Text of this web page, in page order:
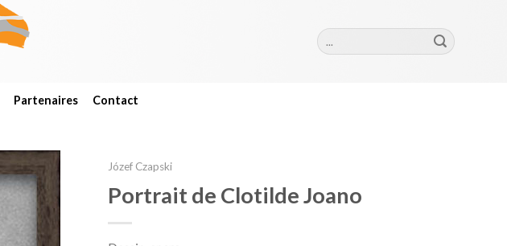
Szukaj:
Partenaires Contact
Add to
wishlist
Józef Czapski
Portrait de Clotilde Joano